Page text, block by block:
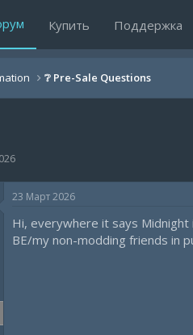
Купить Поддержка
❔ Pre-Sale Questions
23 Март 2026
Hi, everywhere it says
BE/my non-modding friends in